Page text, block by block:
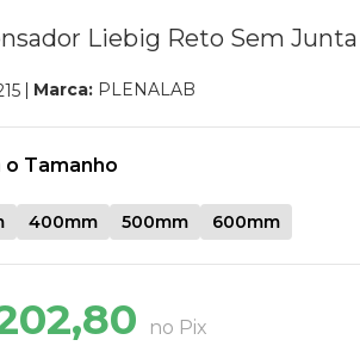
Liebig Reto Sem
Marca: PLENALAB
no Pix
o Tamanho
400mm 500mm 600mm